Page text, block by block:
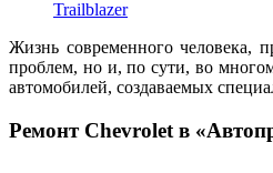
Trailblazer
Жизнь современного человека,
проблем, но и, по сути, во
автомобилей, создаваемых
Ремонт Chevrolet в